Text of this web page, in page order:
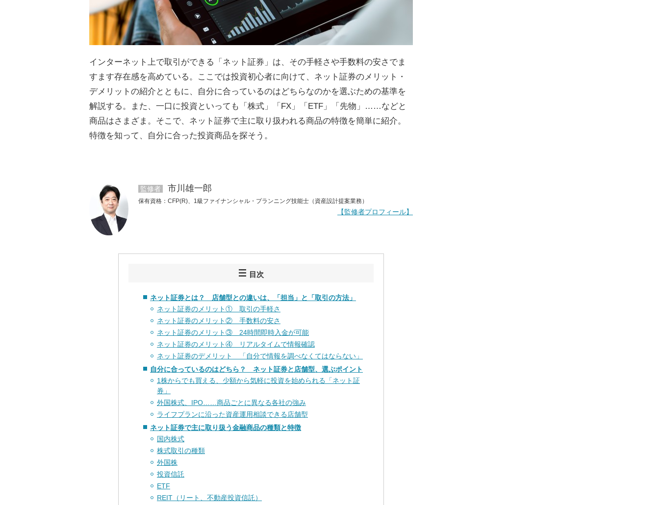
インターネット上で取引ができる「ネット証券」は、その手軽さや手数料の安さでま
すます存在感を高めている。ここでは投資初心者に向けて、ネット証券のメリット・
デメリットの紹介とともに、自分に合っているのはどちらなのかを選ぶための基準を
解説する。また、一口に投資といっても「株式」「FX」「ETF」「先物」……などと
商品はさまざま。そこで、ネット証券で主に取り扱われる商品の特徴を簡単に紹介。
特徴を知って、自分に合った投資商品を探そう。
監修者 市川雄一郎
保有資格：CFP(R)、1級ファイナンシャル・プランニング技能士（資産設計提案業務）
【監修者プロフィール】
目次
ネット証券とは？ 店舗型との違いは、「担当」と「取引の方法」
ネット証券のメリット① 取引の手軽さ
ネット証券のメリット② 手数料の安さ
ネット証券のメリット③ 24時間即時入金が可能
ネット証券のメリット④ リアルタイムで情報確認
ネット証券のデメリット 「自分で情報を調べなくてはならない」
自分に合っているのはどちら？ ネット証券と店舗型、選ぶポイント
1株からでも買える、少額から気軽に投資を始められる「ネット証
券」
外国株式、IPO……商品ごとに異なる各社の強み
ライフプランに沿った資産運用相談できる店舗型
ネット証券で主に取り扱う金融商品の種類と特徴
国内株式
株式取引の種類
外国株
投資信託
ETF
REIT（リート、不動産投資信託）